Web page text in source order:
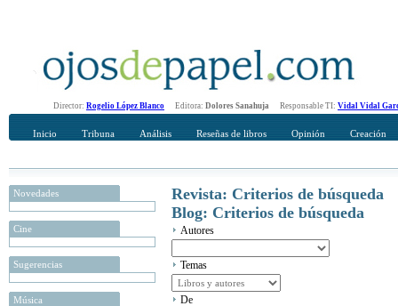
Director: Rogelio López Blanco Editora: Dolores Sanahuja Responsable TI: Vidal Vidal
Inicio Tribuna Análisis Reseñas de libros Opinión Creación
Novedades
Cine
Sugerencias
Música
Revista: Criterios de búsqueda
Blog: Criterios de búsqueda
Autores
Temas
De